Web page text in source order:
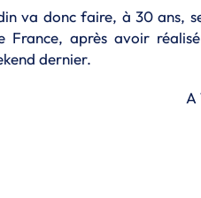
va donc faire, à 30 ans,
France, après avoir
dernier.
A